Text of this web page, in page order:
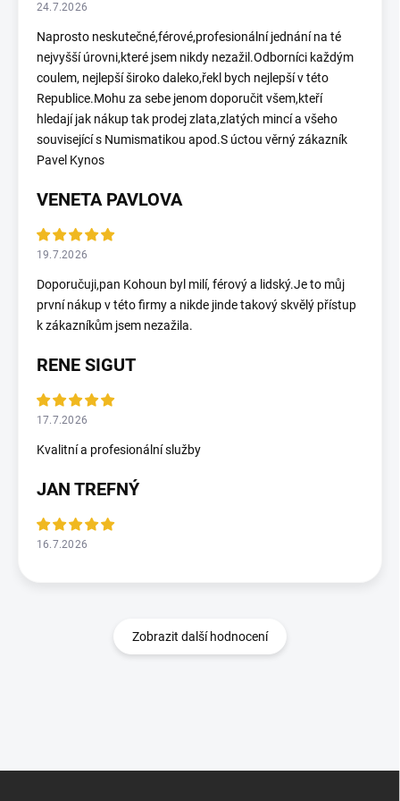
24.7.2026
Naprosto neskutečné,férové,profesionální jednání na té
nejvyšší úrovni,které jsem nikdy nezažil.Odborníci každým
coulem, nejlepší široko daleko,řekl bych nejlepší v této
Republice.Mohu za sebe jenom doporučit všem,kteří
hledají jak nákup tak prodej zlata,zlatých mincí a všeho
související s Numismatikou apod.S úctou věrný zákazník
Pavel Kynos
VENETA PAVLOVA
19.7.2026
Doporučuji,pan Kohoun byl milí, férový a lidský.Je to můj
první nákup v této firmy a nikde jinde takový skvělý přístup
k zákazníkům jsem nezažila.
RENE SIGUT
17.7.2026
Kvalitní a profesionální služby
JAN TREFNÝ
16.7.2026
Zobrazit další hodnocení